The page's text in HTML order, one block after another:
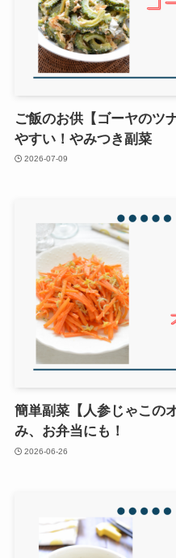
ご飯のお供【ゴーヤのツ
やすい！やみつき副菜
2026-07-09
簡単副菜【人参じゃこの
み、お弁当にも！
2026-06-26